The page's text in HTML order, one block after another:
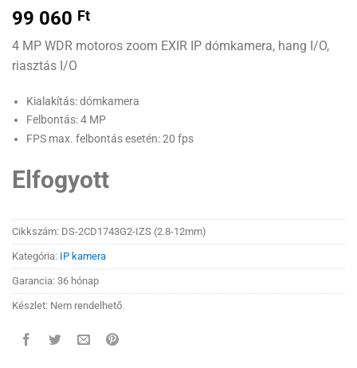
99 060 Ft
4 MP WDR motoros zoom EXIR IP dómkamera, hang I/O,
riasztás I/O
Kialakítás: dómkamera
Felbontás: 4 MP
FPS max. felbontás esetén: 20 fps
Elfogyott
Cikkszám: DS-2CD1743G2-IZS (2.8-12mm)
Kategória: IP kamera
Garancia: 36 hónap
Készlet: Nem rendelhető